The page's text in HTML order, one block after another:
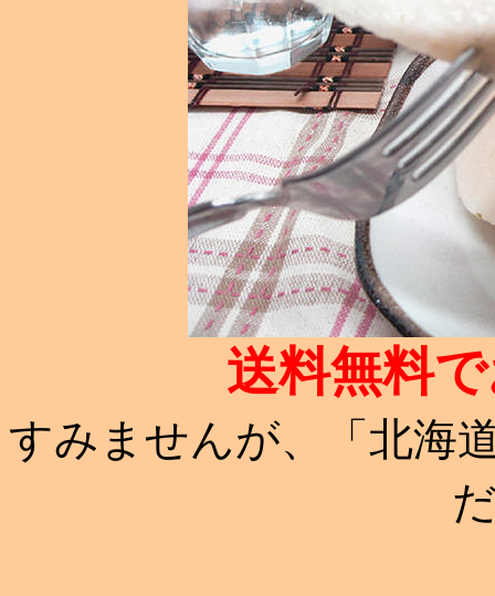
送料無料
すみませんが、「北海